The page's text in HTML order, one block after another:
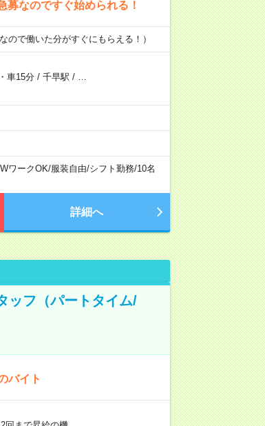
なのですぐ始められる！
ので働いた分がすぐにもらえる！）
車15分/ 千早駅 /
ワークOK/服装自由/シフト勤務/10名
詳細へ
ッフ（パートタイム/
バイト